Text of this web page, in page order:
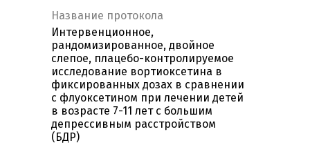
Название протокола
Интервенционное,
рандомизированное, двойное
слепое, плацебо-контролируемое
исследование вортиоксетина в
фиксированных дозах в сравнении
с флуоксетином при лечении детей
в возрасте 7-11 лет с большим
депрессивным расстройством
(БДР)